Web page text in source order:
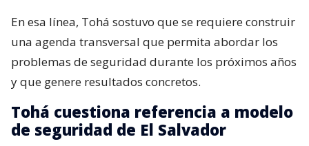
En esa línea, Tohá sostuvo que se requiere construir
una agenda transversal que permita abordar los
problemas de seguridad durante los próximos años
y que genere resultados concretos.
Tohá cuestiona referencia a modelo
de seguridad de El Salvador